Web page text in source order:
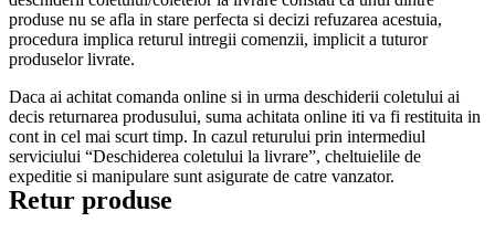
produse nu se afla in stare perfecta si decizi refuzarea acestuia,
procedura implica returul intregii comenzii, implicit a tuturor
produselor livrate.
Daca ai achitat comanda online si in urma deschiderii coletului ai
decis returnarea produsului, suma achitata online iti va fi restituita in
cont in cel mai scurt timp. In cazul returului prin intermediul
serviciului “Deschiderea coletului la livrare”, cheltuielile de
expeditie si manipulare sunt asigurate de catre vanzator.
Retur produse